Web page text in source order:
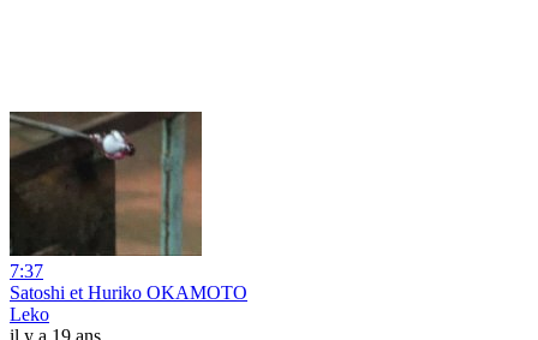
7:37
Satoshi et Huriko OKAMOTO
Leko